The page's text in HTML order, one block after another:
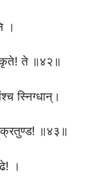
।
ते ॥४२॥
स्निग्धान्।
वक्रतुण्ड! ॥४३॥
।